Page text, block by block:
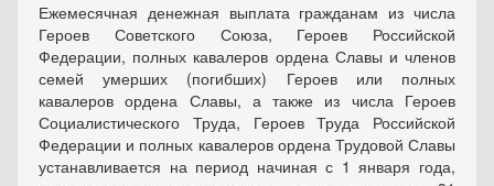
Ежемесячная денежная выплата гражданам из числа
Героев Советского Союза, Героев Российской
Федерации, полных кавалеров ордена Славы и членов
семей умерших (погибших) Героев или полных
кавалеров ордена Славы, а также из числа Героев
Социалистического Труда, Героев Труда Российской
Федерации и полных кавалеров ордена Трудовой Славы
устанавливается на период начиная с 1 января года,